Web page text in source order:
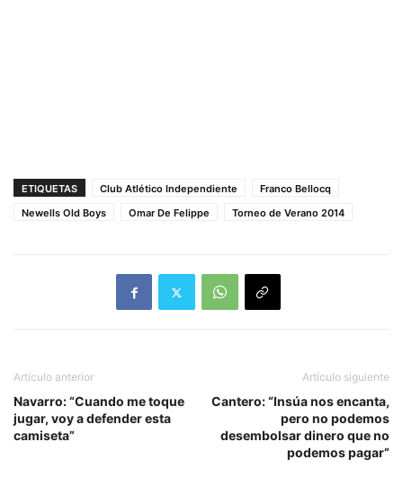
ETIQUETAS Club Atlético Independiente
Franco Bellocq
Newells Old Boys
Omar De Felippe Torneo de Verano 2014
Artículo anterior
Navarro: “Cuando me toque
jugar, voy a defender esta
camiseta”
Artículo siguiente
Cantero: “Insúa nos encanta,
pero no podemos
desembolsar dinero que no
podemos pagar”